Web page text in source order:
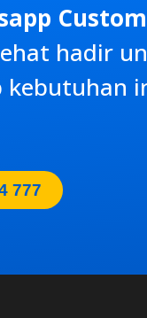
hadir
kebutuhan
777